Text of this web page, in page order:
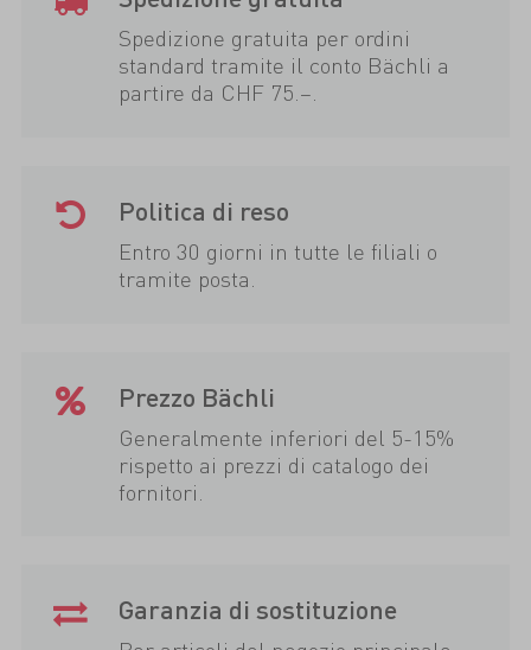
Spedizione gratuita per ordini
standard tramite il conto Bächli a
partire da CHF 75.–.
Politica di reso
Entro 30 giorni in tutte le filiali o
tramite posta.
Prezzo Bächli
Generalmente inferiori del 5-15%
rispetto ai prezzi di catalogo dei
fornitori.
Garanzia di sostituzione